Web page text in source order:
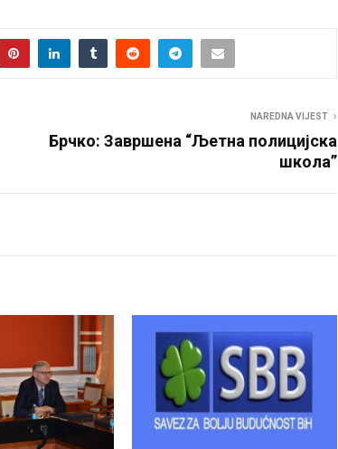
NAREDNA VIJEST
Брчко: Завршена “Љетна полицијска
школа”